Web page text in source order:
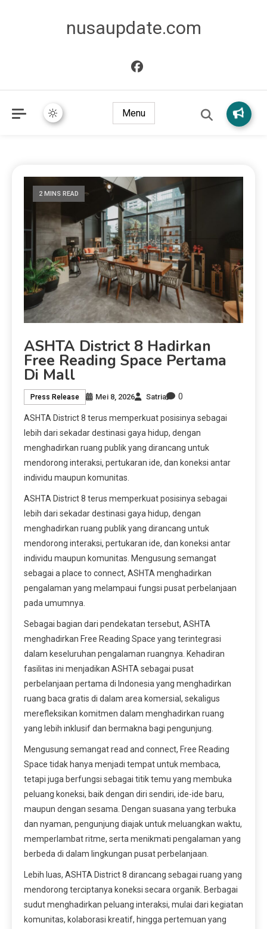
nusaupdate.com
Menu
2 MINS READ
ASHTA District 8 Hadirkan
Free Reading Space Pertama
Di Mall
Press Release Mei 8, 2026 Satria 0
ASHTA District 8 terus memperkuat posisinya sebagai
lebih dari sekadar destinasi gaya hidup, dengan
menghadirkan ruang publik yang dirancang untuk
mendorong interaksi, pertukaran ide, dan koneksi antar
individu maupun komunitas.
ASHTA District 8 terus memperkuat posisinya sebagai
lebih dari sekadar destinasi gaya hidup, dengan
menghadirkan ruang publik yang dirancang untuk
mendorong interaksi, pertukaran ide, dan koneksi antar
individu maupun komunitas. Mengusung semangat
sebagai a place to connect, ASHTA menghadirkan
pengalaman yang melampaui fungsi pusat perbelanjaan
pada umumnya.
Sebagai bagian dari pendekatan tersebut, ASHTA
menghadirkan Free Reading Space yang terintegrasi
dalam keseluruhan pengalaman ruangnya. Kehadiran
fasilitas ini menjadikan ASHTA sebagai pusat
perbelanjaan pertama di Indonesia yang menghadirkan
ruang baca gratis di dalam area komersial, sekaligus
merefleksikan komitmen dalam menghadirkan ruang
yang lebih inklusif dan bermakna bagi pengunjung.
Mengusung semangat read and connect, Free Reading
Space tidak hanya menjadi tempat untuk membaca,
tetapi juga berfungsi sebagai titik temu yang membuka
peluang koneksi, baik dengan diri sendiri, ide-ide baru,
maupun dengan sesama. Dengan suasana yang terbuka
dan nyaman, pengunjung diajak untuk meluangkan waktu,
memperlambat ritme, serta menikmati pengalaman yang
berbeda di dalam lingkungan pusat perbelanjaan.
Lebih luas, ASHTA District 8 dirancang sebagai ruang yang
mendorong terciptanya koneksi secara organik. Berbagai
sudut menghadirkan peluang interaksi, mulai dari kegiatan
komunitas, kolaborasi kreatif, hingga pertemuan yang